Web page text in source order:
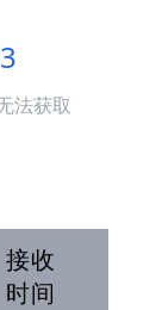
法获取
接收
时间